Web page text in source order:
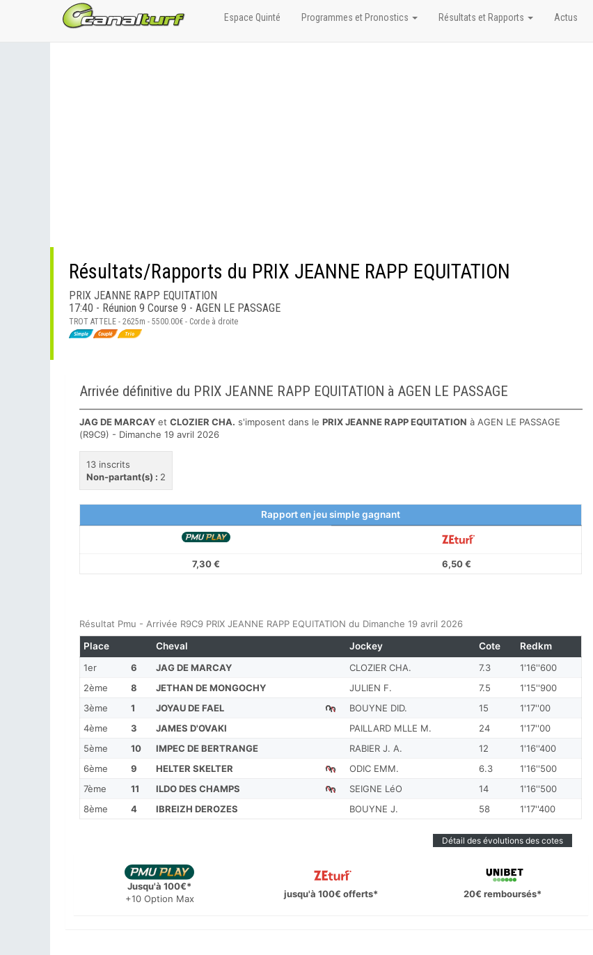
Résultats/Rapports du PRIX JEANNE RAPP EQUITATION
PRIX JEANNE RAPP EQUITATION
17:40 - Réunion 9 Course 9 - AGEN LE PASSAGE
TROT ATTELE - 2625m - 5500.00€ - Corde à droite
Arrivée définitive du PRIX JEANNE RAPP EQUITATION à AGEN LE PASSAGE
JAG DE MARCAY et CLOZIER CHA. s'imposent dans le PRIX JEANNE RAPP EQUITATION à AGEN LE PASSAGE
(R9C9) - Dimanche 19 avril 2026
13 inscrits
Non-partant(s) : 2
Rapport en jeu simple gagnant
7,30 € 6,50 €
Résultat Pmu - Arrivée R9C9 PRIX JEANNE RAPP EQUITATION du Dimanche 19 avril 2026
1er 6 JAG DE MARCAY CLOZIER CHA. 7.3
1'16''600
2ème
8 JETHAN DE MONGOCHY JULIEN F. 7.5
1'15''900
3ème
1 JOYAU DE FAEL BOUYNE DID. 15
1'17''00
4ème
3 JAMES D'OVAKI PAILLARD MLLE M. 24
1'17''00
5ème
10 IMPEC DE BERTRANGE RABIER J. A. 12
1'16''400
6ème
9 HELTER SKELTER ODIC EMM. 6.3
1'16''500
7ème
11 ILDO DES CHAMPS SEIGNE LéO 14
1'16''500
8ème
4 IBREIZH DEROZES BOUYNE J. 58 1'17''400
Place Cheval Jockey Cote Redkm
Détail des évolutions des cotes
Jusqu'à 100€*
+10 Option Max
jusqu'à 100€ offerts* 20€ remboursés*
Espace Quinté Programmes et Pronostics Résultats et Rapports Actus